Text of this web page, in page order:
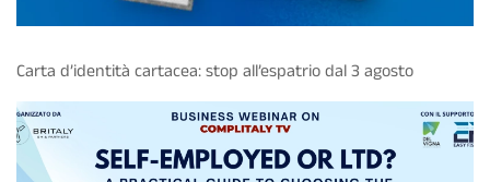
Carta d’identità cartacea: stop all’espatrio dal 3 agosto